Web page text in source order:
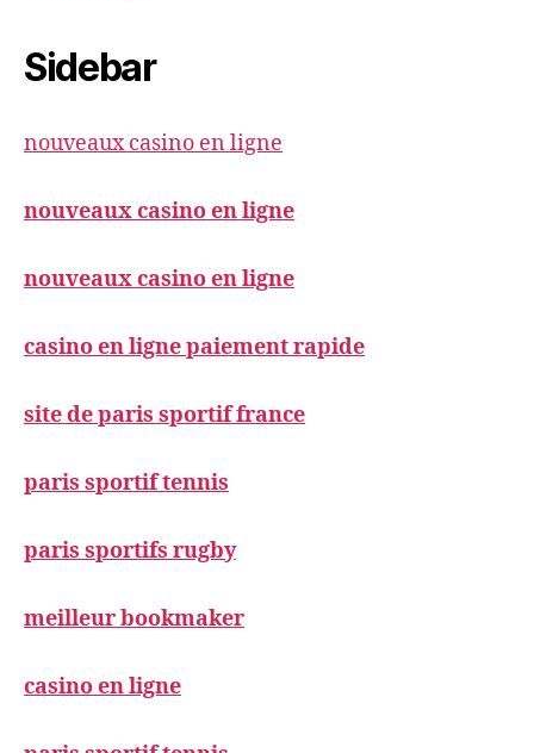
Sidebar
nouveaux casino en ligne
nouveaux casino en ligne
nouveaux casino en ligne
casino en ligne paiement rapide
site de paris sportif france
paris sportif tennis
paris sportifs rugby
meilleur bookmaker
casino en ligne